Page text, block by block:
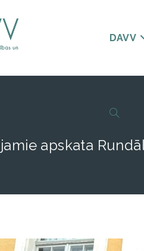
DAVV
apskata